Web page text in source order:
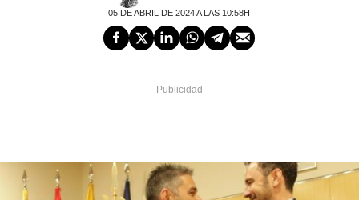
05 DE ABRIL DE 2024 A LAS 10:58H